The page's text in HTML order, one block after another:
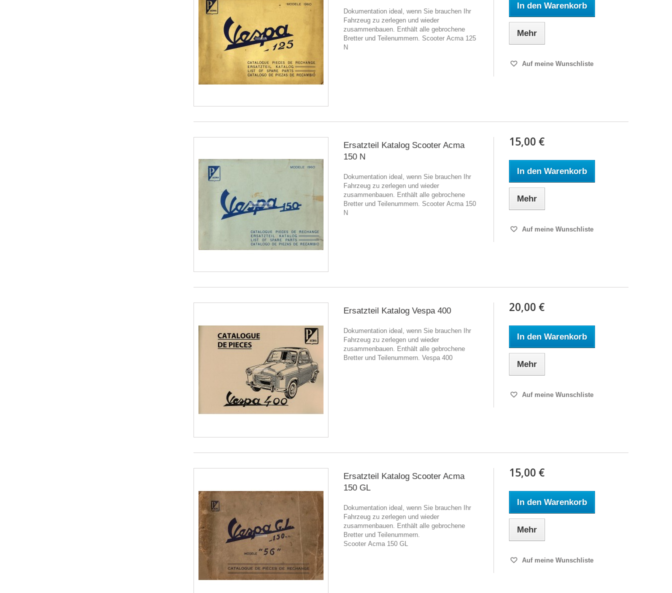
Dokumentation ideal, wenn Sie brauchen Ihr
Fahrzeug zu zerlegen und wieder
zusammenbauen. Enthält alle gebrochene
Bretter und Teilenummern. Scooter Acma 125
N
In den Warenkorb
Mehr
Auf meine Wunschliste
Ersatzteil Katalog Scooter Acma
150 N
Dokumentation ideal, wenn Sie brauchen Ihr
Fahrzeug zu zerlegen und wieder
zusammenbauen. Enthält alle gebrochene
Bretter und Teilenummern. Scooter Acma 150
N
15,00 €
In den Warenkorb
Mehr
Auf meine Wunschliste
Ersatzteil Katalog Vespa 400
Dokumentation ideal, wenn Sie brauchen Ihr
Fahrzeug zu zerlegen und wieder
zusammenbauen. Enthält alle gebrochene
Bretter und Teilenummern. Vespa 400
20,00 €
In den Warenkorb
Mehr
Auf meine Wunschliste
Ersatzteil Katalog Scooter Acma
150 GL
Dokumentation ideal, wenn Sie brauchen Ihr
Fahrzeug zu zerlegen und wieder
zusammenbauen. Enthält alle gebrochene
Bretter und Teilenummern.
Scooter Acma 150 GL
15,00 €
In den Warenkorb
Mehr
Auf meine Wunschliste